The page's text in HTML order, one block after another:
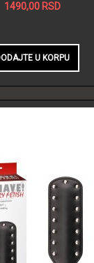
1490,00 RSD